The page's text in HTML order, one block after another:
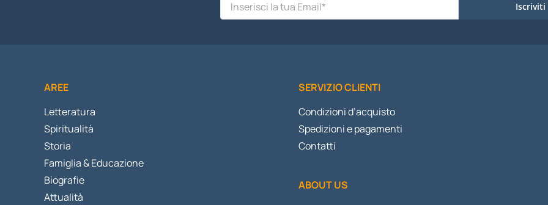
Iscriviti
AREE
Letteratura
Spiritualità
Storia
Famiglia & Educazione
Biografie
Attualità
SERVIZIO CLIENTI
Condizioni d’acquisto
Spedizioni e pagamenti
Contatti
ABOUT US